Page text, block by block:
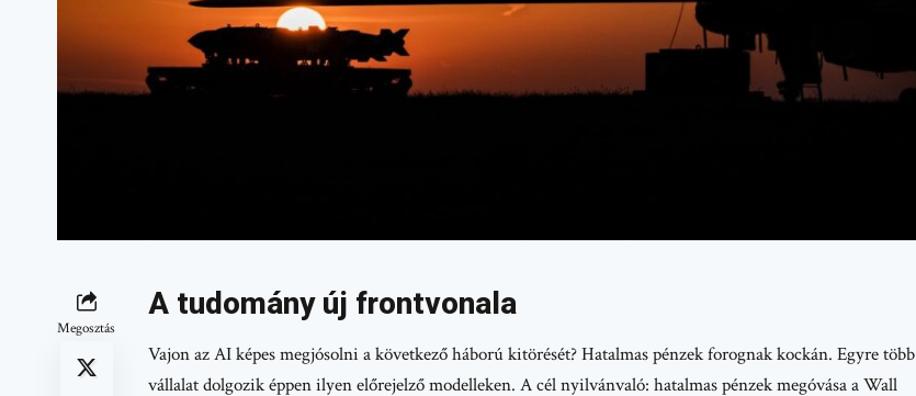
Megosztás
A tudomány új frontvonala
Vajon az AI képes megjósolni a következő háború kitörését? Hatalmas pénzek forognak kockán. Egyre több
vállalat dolgozik éppen ilyen előrejelző modelleken. A cél nyilvánvaló: hatalmas pénzek megóvása a Wall